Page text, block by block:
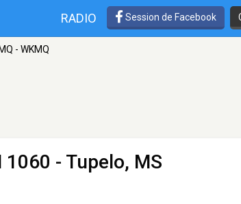
RADIO Session de Facebook
- WKMQ
1060 - Tupelo, MS